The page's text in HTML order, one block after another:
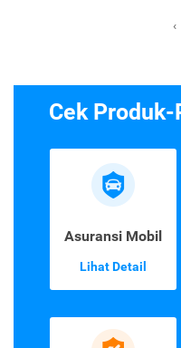
‹
Cek
Asuransi Mobil
Lihat Detail